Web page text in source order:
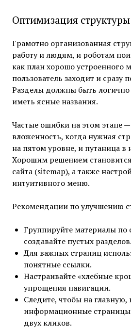
Оптимизация
Грамотно организованная
работу и людям, и роботам
как план хорошо устроенного
пользователь заходит и сразу
Разделы должны быть
иметь ясные названия.
Частые ошибки на этом этапе
вложенность, когда нужная
на пятом уровне, и путаница в
Хорошим решением
сайта (sitemap), а также
интуитивного меню.
Рекомендации по улучшению
Группируйте материалы по
создавайте пустых разделов.
Для важных страниц
понятные ссылки.
Настраивайте «хлебные
упрощения навигации.
Следите, чтобы на главную,
информационные страницы
двух кликов.